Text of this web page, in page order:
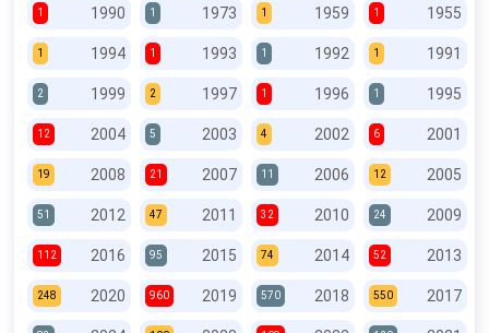
1955
1
1959
1
1973
1
1990
1
1991
1
1992
1
1993
1
1994
1
1995
1
1996
1
1997
2
1999
2
2001
6
2002
4
2003
5
2004
12
2005
12
2006
11
2007
21
2008
19
2009
24
2010
32
2011
47
2012
51
2013
52
2014
74
2015
95
2016
112
2017
550
2018
570
2019
960
2020
248